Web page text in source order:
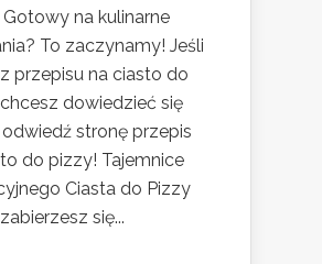
Gotowy na kulinarne
To zaczynamy! Jeśli
przepisu na ciasto do
dowiedzieć się
stronę przepis
do pizzy! Tajemnice
Ciasta do Pizzy
się...